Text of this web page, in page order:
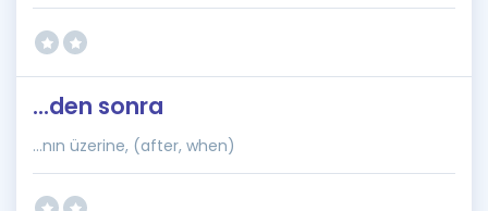
...den sonra
...nın üzerine, (after, when)